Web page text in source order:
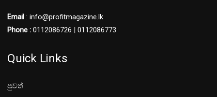
Email : info@profitmagazine.lk
Phone : 0112086726 | 0112086773
Quick Links
පුවත්